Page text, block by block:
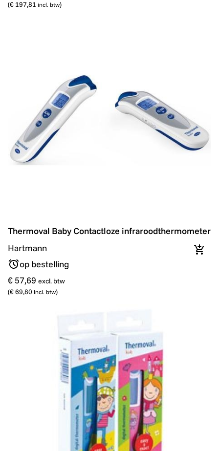
(€ 197,81 incl. btw)
Thermoval Baby Contactloze infraroodthermometer
Thermoval Baby Contactloze infraroodthermometer
Hartmann
op bestelling
€ 57,69 excl. btw
(€ 69,80 incl. btw)
In